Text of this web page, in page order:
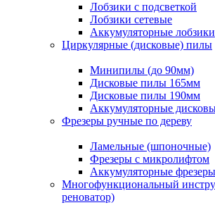
Лобзики с подсветкой
Лобзики сетевые
Аккумуляторные лобзики
Циркулярные (дисковые) пилы
Минипилы (до 90мм)
Дисковые пилы 165мм
Дисковые пилы 190мм
Аккумуляторные
Фрезеры ручные по дереву
Ламельные (шпоночные)
Фрезеры с микролифтом
Аккумуляторные фрезеры
Многофункциональный
реноватор)